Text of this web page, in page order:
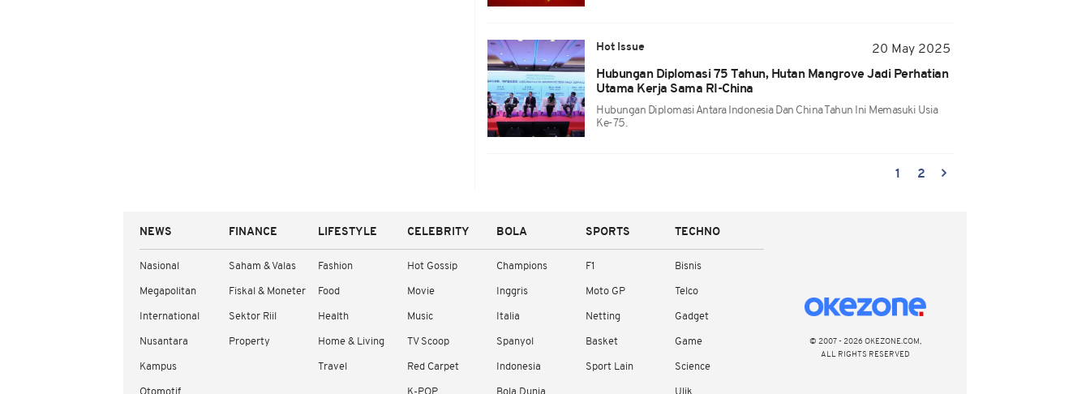
Hot Issue
20 May 2025
Hubungan Diplomasi 75 Tahun, Hutan Mangrove Jadi Perhatian
Utama Kerja Sama RI-China
Hubungan Diplomasi Antara Indonesia Dan China Tahun Ini Memasuki Usia
Ke-75.
1 2
NEWS
Nasional
Megapolitan
International
Nusantara
Kampus
FINANCE
Saham & Valas
Fiskal & Moneter
Sektor Riil
Property
LIFESTYLE
Fashion
Food
Health
Home & Living
Travel
CELEBRITY
Hot Gossip
Movie
Music
TV Scoop
Red Carpet
BOLA
Champions
Inggris
Italia
Spanyol
Indonesia
SPORTS
F1
Moto GP
Netting
Basket
Sport Lain
TECHNO
Bisnis
Telco
Gadget
Game
Science
© 2007 - 2026 OKEZONE.COM,
ALL RIGHTS RESERVED